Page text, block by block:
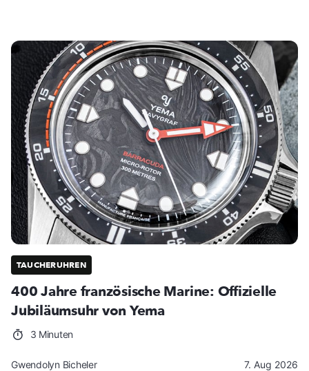
TAUCHERUHREN
400 Jahre französische Marine: Offizielle
Jubiläumsuhr von Yema
3 Minuten
Gwendolyn Bicheler 7. Aug 2026